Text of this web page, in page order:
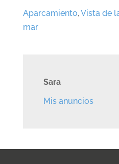
Aparcamiento,Vista de
mar
Sara
Mis anuncios